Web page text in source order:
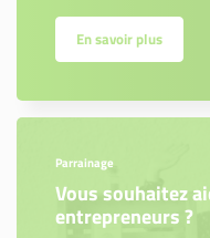
En savoir plus
Parrainage
Vous souhaitez
entrepreneurs ?